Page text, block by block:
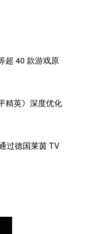
超 40 款游戏原
精英》深度优化
过德国莱茵 TV